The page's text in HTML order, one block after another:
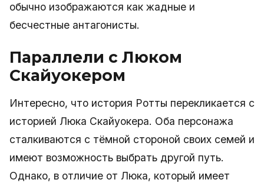
обычно изображаются как жадные и
бесчестные антагонисты.
Параллели с Люком
Скайуокером
Интересно, что история Ротты перекликается с
историей Люка Скайуокера. Оба персонажа
сталкиваются с тёмной стороной своих семей и
имеют возможность выбрать другой путь.
Однако, в отличие от Люка, который имеет